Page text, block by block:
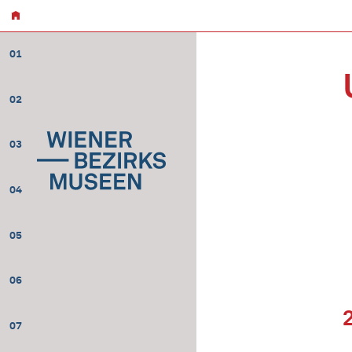
01
02
03
04
05
06
07